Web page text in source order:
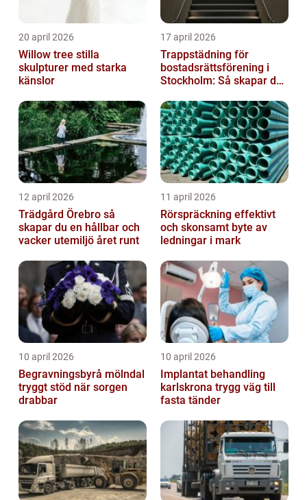
20 april 2026
Willow tree stilla
skulpturer med starka
känslor
17 april 2026
Trappstädning för
bostadsrättsförening i
Stockholm: Så skapar du
trapphus...
12 april 2026
Trädgård Örebro så
skapar du en hållbar och
vacker utemiljö året runt
11 april 2026
Rörspräckning effektivt
och skonsamt byte av
ledningar i mark
10 april 2026
Begravningsbyrå mölndal
tryggt stöd när sorgen
drabbar
10 april 2026
Implantat behandling
karlskrona trygg väg till
fasta tänder